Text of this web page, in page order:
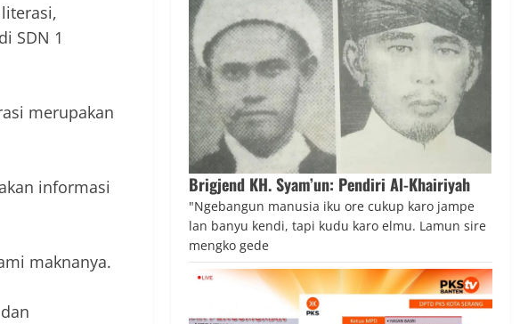
SDN 1
merupakan
informasi
maknanya.
Brigjend KH. Syam’un: Pendiri Al-Khairiyah
"Ngebangun manusia iku ore cukup karo jampe
lan banyu kendi, tapi kudu karo elmu. Lamun sire
mengko gede